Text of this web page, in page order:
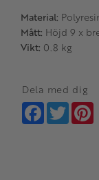
Material:
Mått: Höjd 9 x
Vikt: 0.8 kg
Dela med dig
Facebook
Twitter